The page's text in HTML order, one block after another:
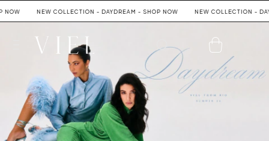
NEW COLLECTION - DAYDREAM - SHOP NOW NEW COLLECTION -